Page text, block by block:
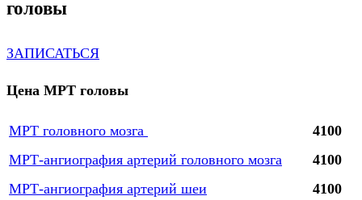
головы
ЗАПИСАТЬСЯ
Цена МРТ головы
МРТ головного мозга
4100
МРТ-ангиография артерий головного мозга
4100
МРТ-ангиография артерий шеи
4100